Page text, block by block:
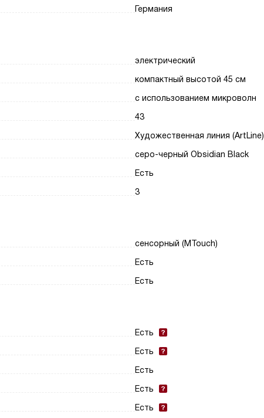
Германия
электрический
компактный высотой 45 см
с использованием микроволн
43
Художественная линия (ArtLine)
серо-черный Obsidian Black
Есть
3
сенсорный (MTouch)
Есть
Есть
Есть
Есть
Есть
Есть
Есть